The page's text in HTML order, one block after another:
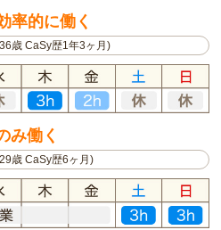
率的に働く
歳 CaSy歴1年3ヶ月)
み働く
歳 CaSy歴6ヶ月)